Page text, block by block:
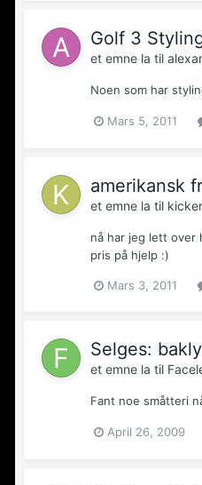
Golf 3
et emne la til
Noen som har
Mars 5, 2011
amerikansk
et emne la til
nå har jeg lett over
pris på hjelp :)
Mars 3, 2011
Selges:
et emne la til
Fant noe småtteri
April 26, 2009